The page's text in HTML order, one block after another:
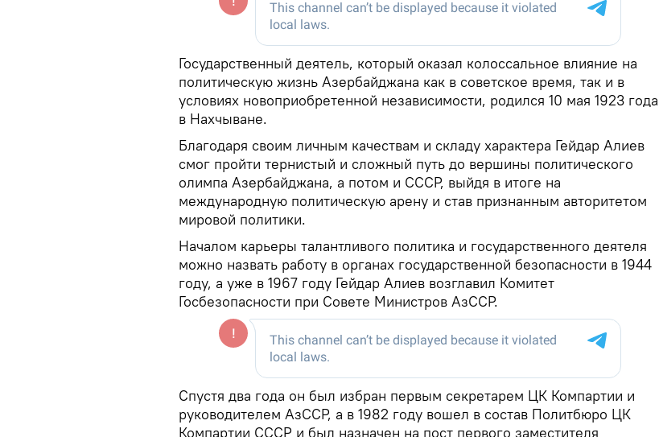
Государственный деятель, который оказал колоссальное влияние на
политическую жизнь Азербайджана как в советское время, так и в
условиях новоприобретенной независимости, родился 10 мая 1923 года
в Нахчыване.
Благодаря своим личным качествам и складу характера Гейдар Алиев
смог пройти тернистый и сложный путь до вершины политического
олимпа Азербайджана, а потом и СССР, выйдя в итоге на
международную политическую арену и став признанным авторитетом
мировой политики.
Началом карьеры талантливого политика и государственного деятеля
можно назвать работу в органах государственной безопасности в 1944
году, а уже в 1967 году Гейдар Алиев возглавил Комитет
Госбезопасности при Совете Министров АзССР.
Спустя два года он был избран первым секретарем ЦК Компартии и
руководителем АзССР, а в 1982 году вошел в состав Политбюро ЦК
Компартии СССР и был назначен на пост первого заместителя